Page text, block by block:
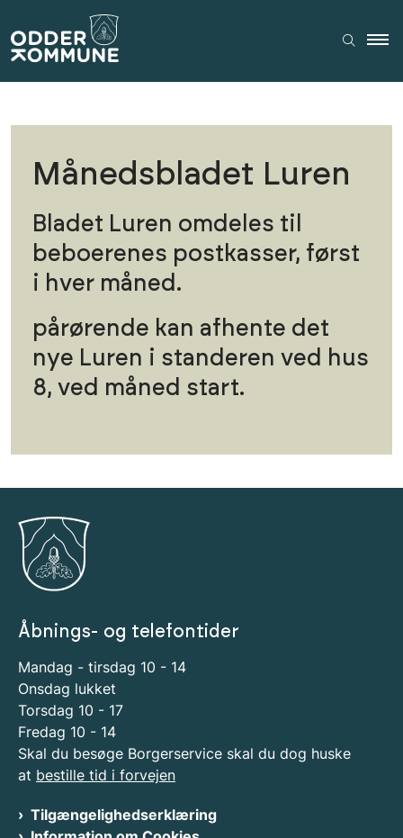
Månedsbladet Luren
Bladet Luren omdeles til
beboerenes postkasser, først
i hver måned.
pårørende kan afhente det
nye Luren i standeren ved hus
8, ved måned start.
Åbnings- og telefontider
Mandag - tirsdag 10 - 14
Onsdag lukket
Torsdag 10 - 17
Fredag 10 - 14
Skal du besøge Borgerservice skal du dog huske
at bestille tid i forvejen
Tilgængelighedserklæring